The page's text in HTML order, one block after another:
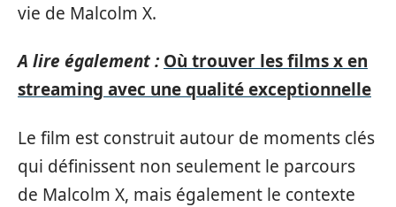
vie de Malcolm X.
A lire également : Où trouver les films x en
streaming avec une qualité exceptionnelle
Le film est construit autour de moments clés
qui définissent non seulement le parcours
de Malcolm X, mais également le contexte